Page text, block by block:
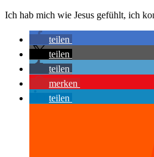
Ich hab mich wie Jesus gefühlt, ich
teilen
teilen
teilen
merken
teilen